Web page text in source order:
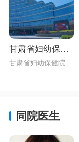
甘肃省妇幼保健
院介绍_甘肃省生
甘肃省妇幼保健院
同院医生